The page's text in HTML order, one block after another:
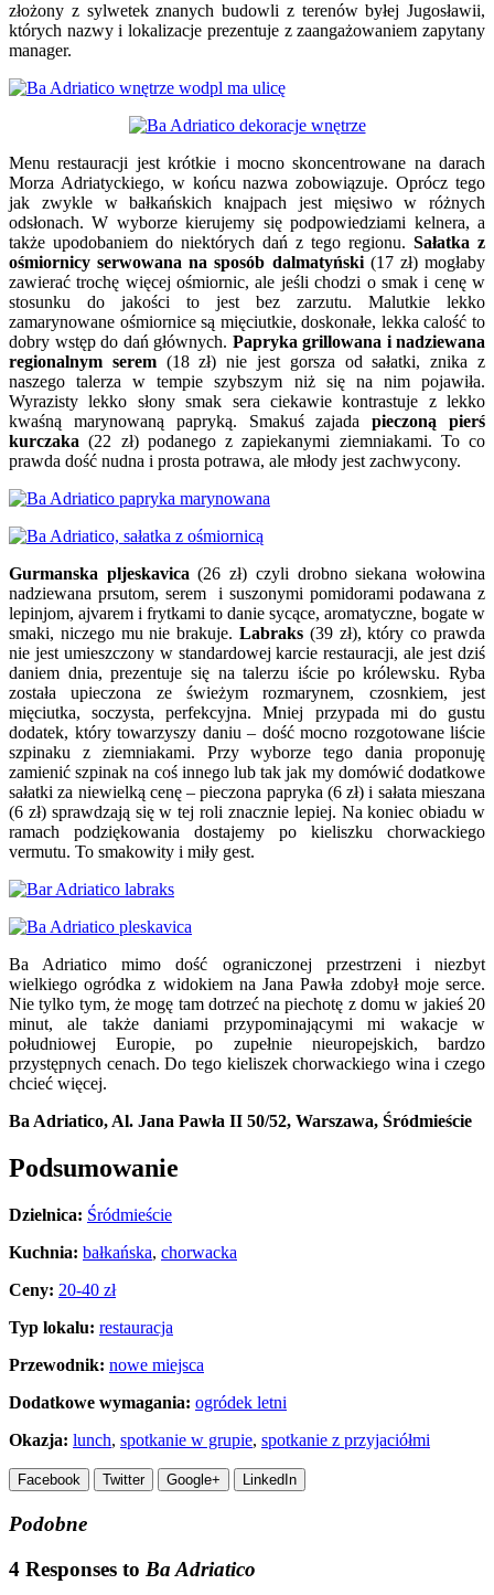
złożony z sylwetek znanych budowli z terenów byłej Jugosławii,
których nazwy i lokalizacje prezentuje z zaangażowaniem zapytany
manager.
Menu restauracji jest krótkie i mocno skoncentrowane na darach
Morza Adriatyckiego, w końcu nazwa zobowiązuje. Oprócz tego
jak zwykle w bałkańskich knajpach jest mięsiwo w różnych
odsłonach. W wyborze kierujemy się podpowiedziami kelnera, a
także upodobaniem do niektórych dań z tego regionu. Sałatka z
ośmiornicy serwowana na sposób dalmatyński(17 zł) mogłaby
zawierać trochę więcej ośmiornic, ale jeśli chodzi o smak i cenę w
stosunku do jakości to jest bez zarzutu. Malutkie lekko
zamarynowane ośmiornice są mięciutkie, doskonałe, lekka calość to
dobry wstęp do dań głównych. Papryka grillowana i nadziewana
regionalnym serem(18 zł) nie jest gorsza od sałatki, znika z
naszego talerza w tempie szybszym niż się na nim pojawiła.
Wyrazisty lekko słony smak sera ciekawie kontrastuje z lekko
kwaśną marynowaną papryką. Smakuś zajadapieczoną pierś
kurczaka (22 zł) podanego z zapiekanymi ziemniakami. To co
prawda dość nudna i prosta potrawa, ale młody jest zachwycony.
Gurmanska pljeskavica(26 zł) czyli drobno siekana wołowina
nadziewana prsutom, serem i suszonymi pomidorami podawana z
lepinjom, ajvarem i frytkami to danie sycące, aromatyczne, bogate w
smaki, niczego mu nie brakuje. Labraks (39 zł), który co prawda
nie jest umieszczony w standardowej karcie restauracji, ale jest dziś
daniem dnia, prezentuje się na talerzu iście po królewsku. Ryba
została upieczona ze świeżym rozmarynem, czosnkiem, jest
mięciutka, soczysta, perfekcyjna. Mniej przypada mi do gustu
dodatek, który towarzyszy daniu – dość mocno rozgotowane liście
szpinaku z ziemniakami. Przy wyborze tego dania proponuję
zamienić szpinak na coś innego lub tak jak my domówić dodatkowe
sałatki za niewielką cenę – pieczona papryka (6 zł) i sałata mieszana
(6 zł) sprawdzają się w tej roli znacznie lepiej. Na koniec obiadu w
ramach podziękowania dostajemy po kieliszku chorwackiego
vermutu. To smakowity i miły gest.
Ba Adriatico mimo dość ograniczonej przestrzeni i niezbyt
wielkiego ogródka z widokiem na Jana Pawła zdobył moje serce.
Nie tylko tym, że mogę tam dotrzeć na piechotę z domu w jakieś 20
minut, ale także daniami przypominającymi mi wakacje w
południowej Europie, po zupełnie nieuropejskich, bardzo
przystępnych cenach. Do tego kieliszek chorwackiego wina i czego
chcieć więcej.
Ba Adriatico, Al. Jana Pawła II 50/52, Warszawa, Śródmieście
Podsumowanie
Dzielnica: Śródmieście
Kuchnia: bałkańska, chorwacka
Ceny: 20-40 zł
Typ lokalu: restauracja
Przewodnik: nowe miejsca
Dodatkowe wymagania: ogródek letni
Okazja: lunch, spotkanie w grupie, spotkanie z przyjaciółmi
Facebook Twitter Google+ LinkedIn
Podobne
4 Responses to Ba Adriatico